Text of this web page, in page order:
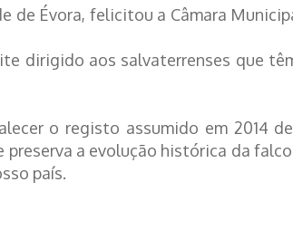
de Évora, felicitou a Câmara
dirigido aos salvaterrenses que
o registo assumido em 2014
a evolução histórica da
país.